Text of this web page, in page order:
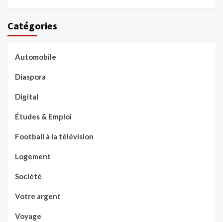
Catégories
Automobile
Diaspora
Digital
Études & Emploi
Football à la télévision
Logement
Société
Votre argent
Voyage